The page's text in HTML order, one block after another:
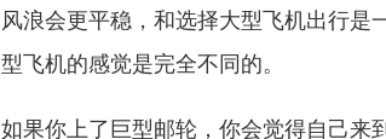
风浪会更平稳，和选择大型飞机出行是
型飞机的感觉是完全不同的。
如果你上了巨型邮轮，你会觉得自己来